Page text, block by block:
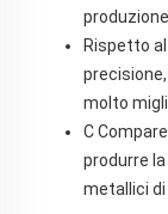
produzione
Rispetto
molto
C
produrre
metallici